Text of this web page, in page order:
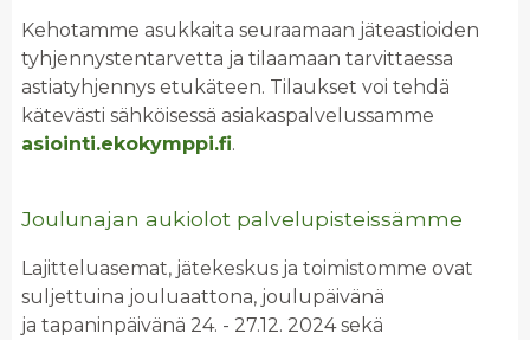
Kehotamme asukkaita seuraamaan jäteastioiden
tyhjennystentarvetta ja tilaamaan tarvittaessa
astiatyhjennys etukäteen. Tilaukset voi tehdä
kätevästi sähköisessä asiakaspalvelussamme
asiointi.ekokymppi.fi.
Joulunajan aukiolot palvelupisteissämme
Lajitteluasemat, jätekeskus ja toimistomme ovat
suljettuina jouluaattona, joulupäivänä
ja tapaninpäivänä 24. - 27.12. 2024 sekä